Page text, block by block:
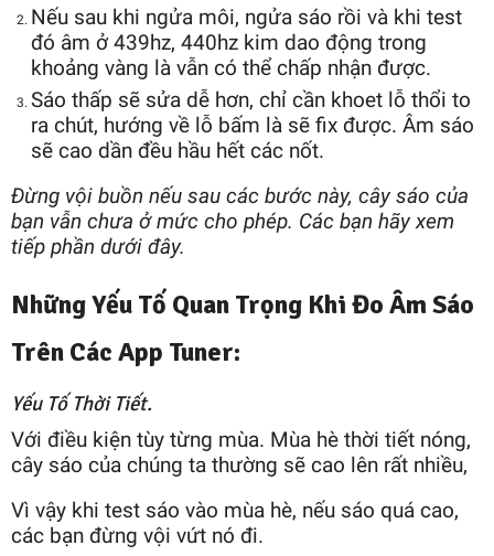
Nếu sau khi ngửa môi, ngửa sáo rồi và khi test
đó âm ở 439hz, 440hz kim dao động trong
khoảng vàng là vẫn có thể chấp nhận được.
Sáo thấp sẽ sửa dễ hơn, chỉ cần khoet lỗ thổi to
ra chút, hướng về lỗ bấm là sẽ fix được. Âm sáo
sẽ cao dần đều hầu hết các nốt.
Đừng vội buồn nếu sau các bước này, cây sáo của
bạn vẫn chưa ở mức cho phép. Các bạn hãy xem
tiếp phần dưới đây.
Những Yếu Tố Quan Trọng Khi Đo Âm Sáo
Trên Các App Tuner:
Yếu Tố Thời Tiết.
Với điều kiện tùy từng mùa. Mùa hè thời tiết nóng,
cây sáo của chúng ta thường sẽ cao lên rất nhiều,
Vì vậy khi test sáo vào mùa hè, nếu sáo quá cao,
các bạn đừng vội vứt nó đi.